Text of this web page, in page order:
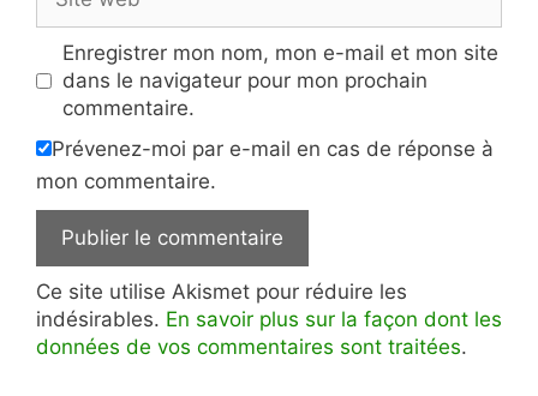
web
Enregistrer mon nom, mon e-mail et mon site
dans le navigateur pour mon prochain
commentaire.
Prévenez-moi par e-mail en cas de réponse à
mon commentaire.
Ce site utilise Akismet pour réduire les
indésirables. En savoir plus sur la façon dont les
données de vos commentaires sont traitées.